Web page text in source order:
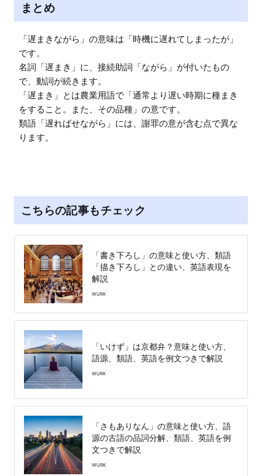
まとめ
「遅まきながら」の意味は「時機に遅れてしまったが」
です。
名詞「遅まき」に、接続助詞「ながら」が付いたもの
で、動詞が続きます。
「遅まき」とは農業用語で「通常より遅い時期に種まき
をすること。また、その品種」の意です。
類語「遅ればせながら」には、謝罪の意が含む点で異な
ります。
こちらの記事もチェック
「書き下ろし」の意味と使い方、類語
「描き下ろし」との違い、英語表現を
解説
WURK
「いけず」は京都弁？意味と使い方、
語源、類語、英語を例文つきで解説
WURK
「さもありなん」の意味と使い方、語
源の古語の品詞分解、類語、英語を例
文つきで解説
WURK